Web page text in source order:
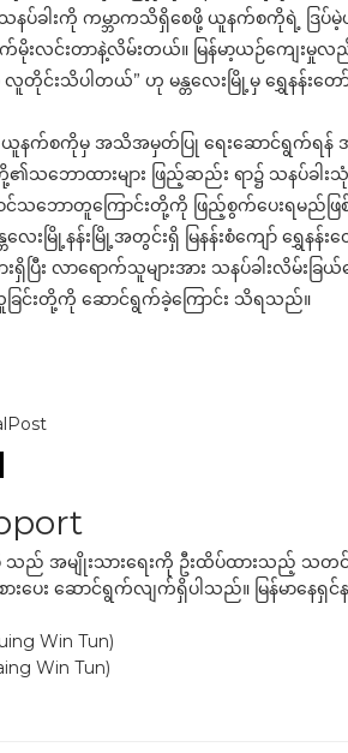
ခါးကို ကမ္ဘာကသိရှိစေဖို့ ယူနက်စကိုရဲ့ ဒြပ်မဲ့ယဉ်
းလင်းတာနဲ့လိမ်းတယ်။ မြန်မာ့ယဉ်ကျေးမှုလ
းသိပါတယ်” ဟု မန္တလေးမြို့မှ ရွှေနန်းတေ
နက်စကိုမှ အသိအမှတ်ပြု ရေးဆောင်ရွက်ရန် အမျ
သဘောထားများ ဖြည့်ဆည်း ရာ၌ သနပ်ခါ
သဘောတူကြောင်းတို့ကို ဖြည့်စွက်ပေးရမည်ဖြစ်
မြို့နန်းမြို့အတွင်းရှိ မြနန်းစံကျော် ရွှေနန်းတ
ထားရှိပြီး လာရောက်သူများအား သနပ်ခါးလိမ်း
ခြင်းတို့ကို ဆောင်ရွက်ခဲ့ကြောင်း သိရသည်။
သည် အမျိုးသားရေးကို ဦးထိပ်ထားသည့် သတင်း
ားပေး ဆောင်ရွက်လျက်ရှိပါသည်။ မြန်မာန
Win Tun)
Win Tun)